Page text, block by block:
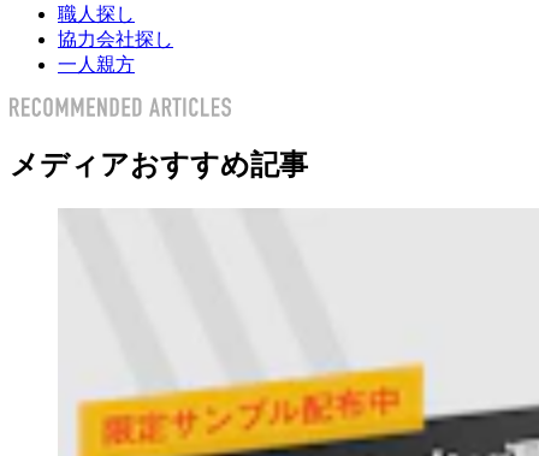
職人探し
協力会社探し
一人親方
メディアおすすめ記事